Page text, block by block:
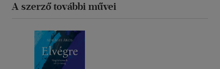
A szerző további művei